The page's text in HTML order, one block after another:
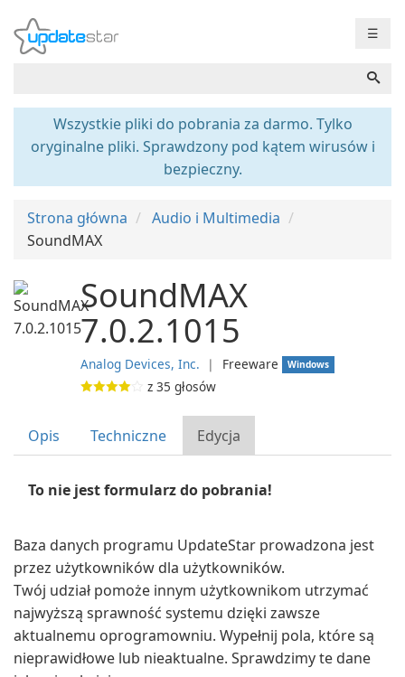
☰
Wszystkie pliki do pobrania za darmo. Tylko
oryginalne pliki. Sprawdzony pod kątem wirusów i
bezpieczny.
Strona główna
Audio i Multimedia
SoundMAX
SoundMAX
7.0.2.1015
Analog Devices, Inc. ❘ Freeware Windows
z 35 głosów
Opis Techniczne Edycja
To nie jest formularz do pobrania!
Baza danych programu UpdateStar prowadzona jest
przez użytkowników dla użytkowników.
Twój udział pomoże innym użytkownikom utrzymać
najwyższą sprawność systemu dzięki zawsze
aktualnemu oprogramowniu. Wypełnij pola, które są
nieprawidłowe lub nieaktualne. Sprawdzimy te dane